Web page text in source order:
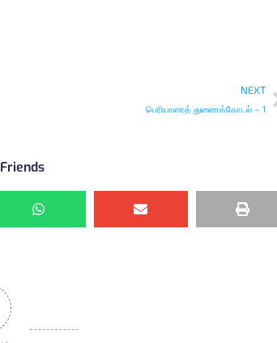
NEXT
பெரியாரைத் துணைக்கோடல் – 1